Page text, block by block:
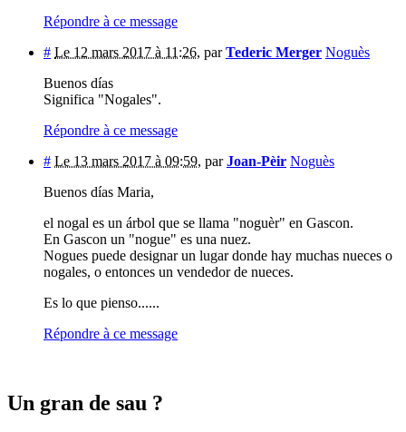
Répondre à ce message
# Le 12 mars 2017 à 11:26, parTederic Merger Noguès
Buenos días
Significa "Nogales".
Répondre à ce message
# Le 13 mars 2017 à 09:59, parJoan-Pèir Noguès
Buenos días Maria,
el nogal es un árbol que se llama "noguèr" en Gascon.
En Gascon un "nogue" es una nuez.
Nogues puede designar un lugar donde hay muchas nueces o
nogales, o entonces un vendedor de nueces.
Es lo que pienso......
Répondre à ce message
Un gran de sau ?